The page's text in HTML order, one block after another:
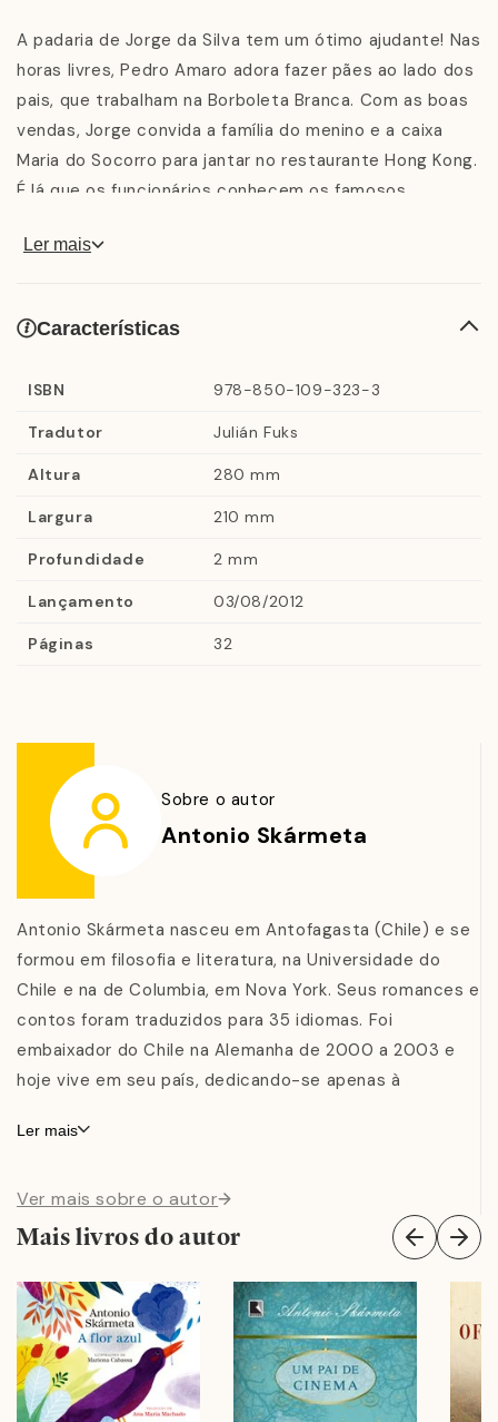
A padaria de Jorge da Silva tem um ótimo ajudante! Nas
horas livres, Pedro Amaro adora fazer pães ao lado dos
pais, que trabalham na Borboleta Branca. Com as boas
vendas, Jorge convida a família do menino e a caixa
Maria do Socorro para jantar no restaurante Hong Kong.
É lá que os funcionários conhecem os famosos
mensagem inspiradora capaz de mudar seu futuro.
Ler mais
Características
ISBN 978-850-109-323-3
Tradutor Julián Fuks
Altura 280 mm
Largura 210 mm
Profundidade 2 mm
Lançamento 03/08/2012
Páginas 32
Sobre o autor
Antonio Skármeta
Antonio Skármeta nasceu em Antofagasta (Chile) e se
formou em filosofia e literatura, na Universidade do
Chile e na de Columbia, em Nova York. Seus romances e
contos foram traduzidos para 35 idiomas. Foi
embaixador do Chile na Alemanha de 2000 a 2003 e
hoje vive em seu país, dedicando-se apenas à
em que a poesia derrotou um ditador
dirigida e produzida por Selton Mello.
poetatambém foi adaptado para um filme da Netflix
. Para o
público juvenil, Skármeta é autor de A redação.
Mariona Cabassa estudou ilustração e design na Escola
Massana, em Barcelona — onde recebeu o Prêmio
Extraordinário em 2000 — e nas Escolas de Artes de
Ler mais
Ver mais sobre o autor
Mais livros do autor